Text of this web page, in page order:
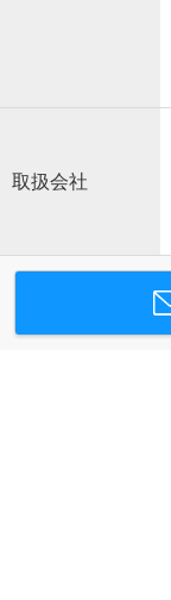
取扱会社